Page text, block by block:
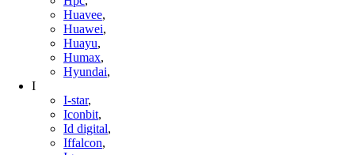
Huavee,
Huawei,
Huayu,
Humax,
Hyundai,
I
I-star,
Iconbit,
Id digital,
Iffalcon,